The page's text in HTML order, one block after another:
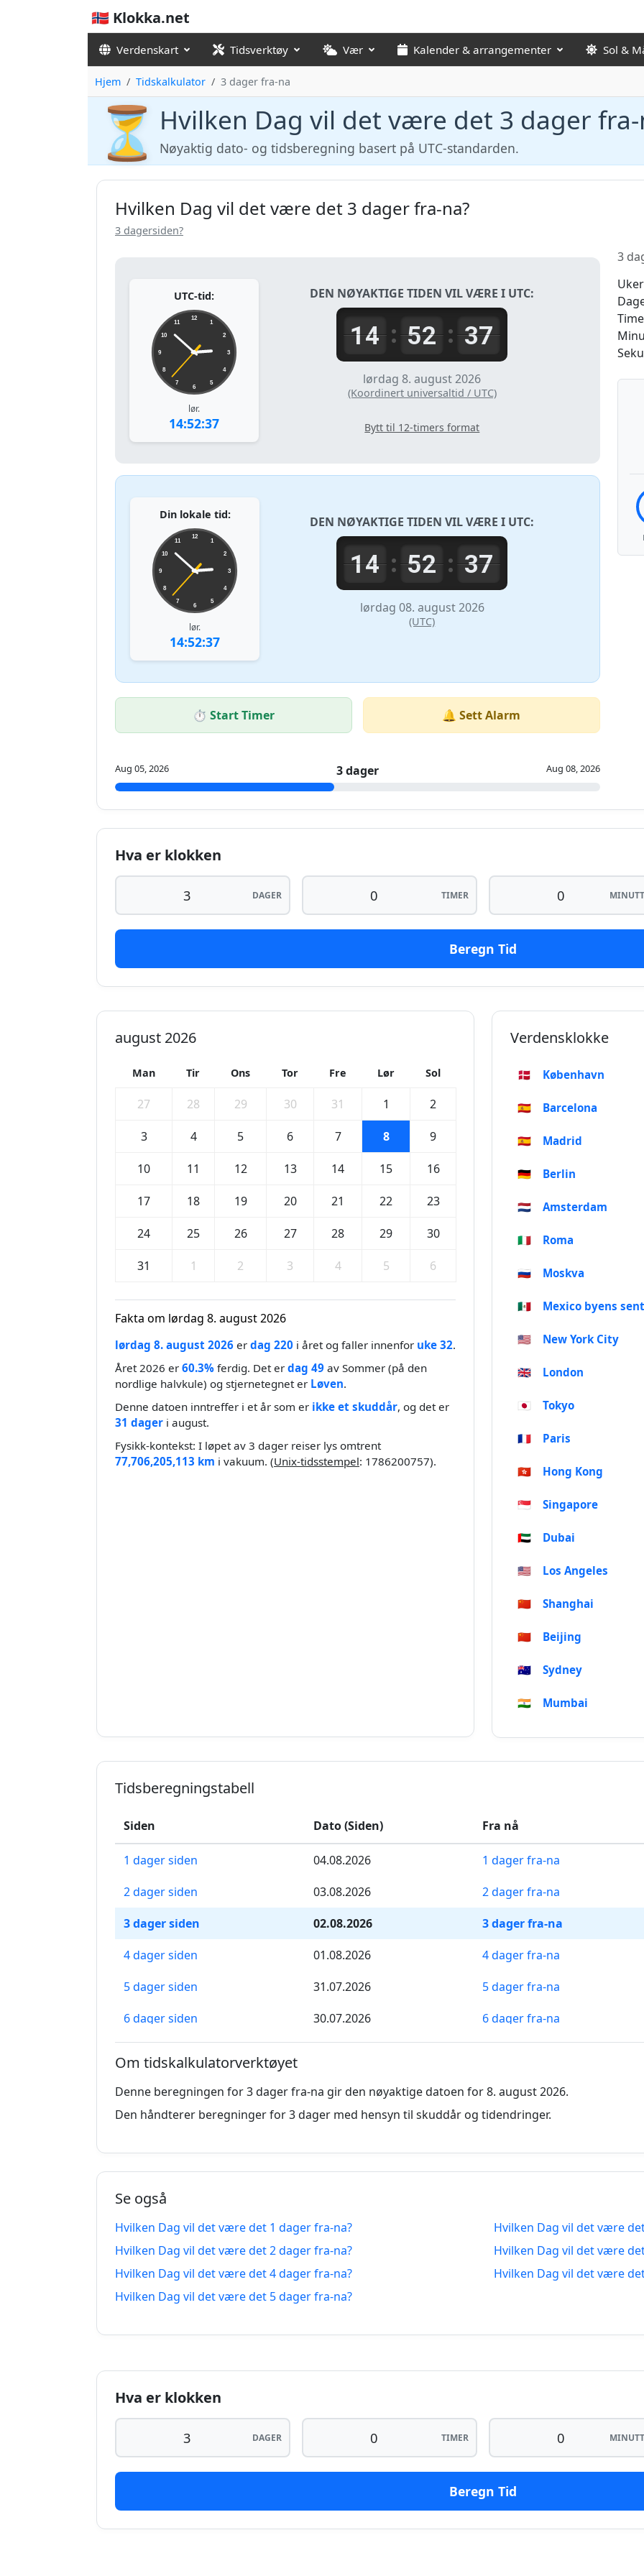
🇳🇴 Klokka.net
Verdenskart Tidsverktøy Vær Kalender & arrangementer Sol &
Hjem Tidskalkulator 3 dager fra-na
⏳ Hvilken Dag vil det være det 3 dager fra-
Nøyaktig dato- og tidsberegning basert på UTC-standarden.
Hvilken Dag vil det være det 3 dager fra-na?
3 dagersiden?
UTC-tid:
12
1
2
3
4
5
6
7
8
9
10
11
lør.
14:52:37
DEN NØYAKTIGE TIDEN VIL VÆRE I UTC:
14 : 52 : 37
lørdag 8. august 2026
(Koordinert universaltid / UTC)
Bytt til 12-timers format
Din lokale tid:
12
1
2
3
4
5
6
7
8
9
10
11
lør.
14:52:37
DEN NØYAKTIGE TIDEN VIL VÆRE I UTC:
14 : 52 : 37
lørdag 08. august 2026
(UTC)
⏱️ Start Timer 🔔 Sett Alarm
Aug 05, 2026 3 dager Aug 08, 2026
3
Uker
Hva er klokken
DAGER TIMER
Beregn Tid
august 2026
Man Tir Ons Tor Fre Lør Sol
27 28 29 30 31 1 2
3 4 5 6 7 8 9
10 11 12 13 14 15 16
17 18 19 20 21 22 23
24 25 26 27 28 29 30
31 1 2 3 4 5 6
Fakta om lørdag 8. august 2026
lørdag 8. august 2026 er dag 220 i året og faller innenfor uke 32.
Året 2026 er 60.3% ferdig. Det er dag 49 av Sommer (på den
nordlige halvkule) og stjernetegnet er Løven.
Denne datoen inntreffer i et år som er ikke et skuddår, og det er
31 dager i august.
Fysikk-kontekst: I løpet av 3 dager reiser lys omtrent
77,706,205,113 km i vakuum. (Unix-tidsstempel: 1786200757).
Verdensklokke
🇩🇰 København
🇪🇸 Barcelona
🇪🇸 Madrid
🇩🇪 Berlin
🇳🇱 Amsterdam
🇮🇹 Roma
🇷🇺 Moskva
🇲🇽 Mexico byens
🇺🇸 New York City
🇬🇧 London
🇯🇵 Tokyo
🇫🇷 Paris
🇭🇰 Hong Kong
🇸🇬 Singapore
🇦🇪 Dubai
🇺🇸 Los Angeles
🇨🇳 Shanghai
🇨🇳 Beijing
🇦🇺 Sydney
🇮🇳 Mumbai
Tidsberegningstabell
Siden Dato (Siden) Fra nå
1 dager siden 04.08.2026
1 dager fra-na
2 dager siden
03.08.2026
2 dager fra-na
3 dager siden
02.08.2026
3 dager fra-na
4 dager siden
01.08.2026
4 dager fra-na
5 dager siden
31.07.2026
5 dager fra-na
6 dager siden
30.07.2026
6 dager fra-na
9 dager siden
27.07.2026
9 dager fra-na
11 dager siden
25.07.2026
11 dager fra-na
12 dager siden
13 dager siden
13 dager fra-na
14 dager siden
22.07.2026
14 dager fra-na
15 dager siden
21.07.2026
16 dager siden
20.07.2026
16 dager fra-na
18 dager siden
Om tidskalkulatorverktøyet
Denne beregningen for 3 dager fra-na gir den nøyaktige datoen for 8. august 2026.
Den håndterer beregninger for 3 dager med hensyn til skuddår og tidendringer.
Se også
Hvilken Dag vil det være det 1 dager fra-na?
Hvilken Dag vil det være det 2 dager fra-na?
Hvilken Dag vil det være det 4 dager fra-na?
Hvilken Dag vil det være det 5 dager fra-na?
Hvilken Dag vil det være
Hvilken Dag vil det være
Hvilken Dag vil det være
Hva er klokken
DAGER TIMER
Beregn Tid